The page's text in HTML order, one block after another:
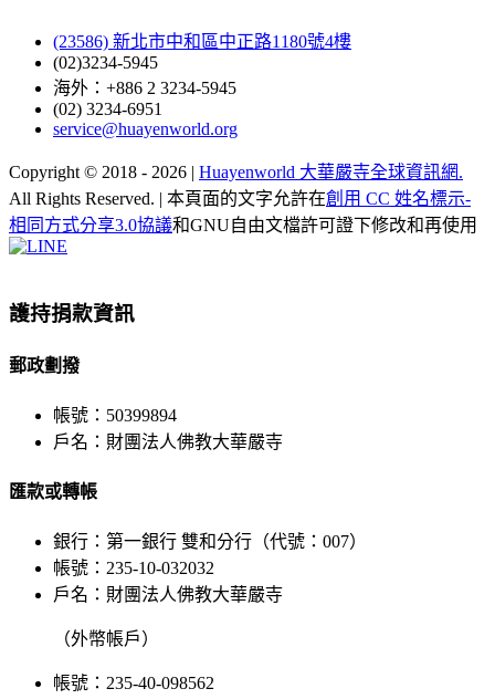
(23586) 新北市中和區中正路1180號4樓
(02)3234-5945
海外：+886 2 3234-5945
(02) 3234-6951
service@huayenworld.org
Copyright © 2018 - 2026 | Huayenworld 大華嚴寺全球資訊網.
All Rights Reserved. | 本頁面的文字允許在創用 CC 姓名標示-
相同方式分享3.0協議和GNU自由文檔許可證下修改和再使用
Facebook
X
WeChat
YouTube
LINE
Bar
Area
護持捐款資訊
郵政劃撥
帳號：50399894
戶名：財團法人佛教大華嚴寺
匯款或轉帳
銀行：第一銀行 雙和分行（代號：007）
帳號：235-10-032032
戶名：財團法人佛教大華嚴寺
（外幣帳戶）
帳號：235-40-098562